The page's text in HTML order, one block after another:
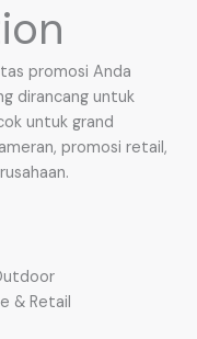
promosi Anda
dirancang untuk
untuk grand
promosi retail,
& Retail